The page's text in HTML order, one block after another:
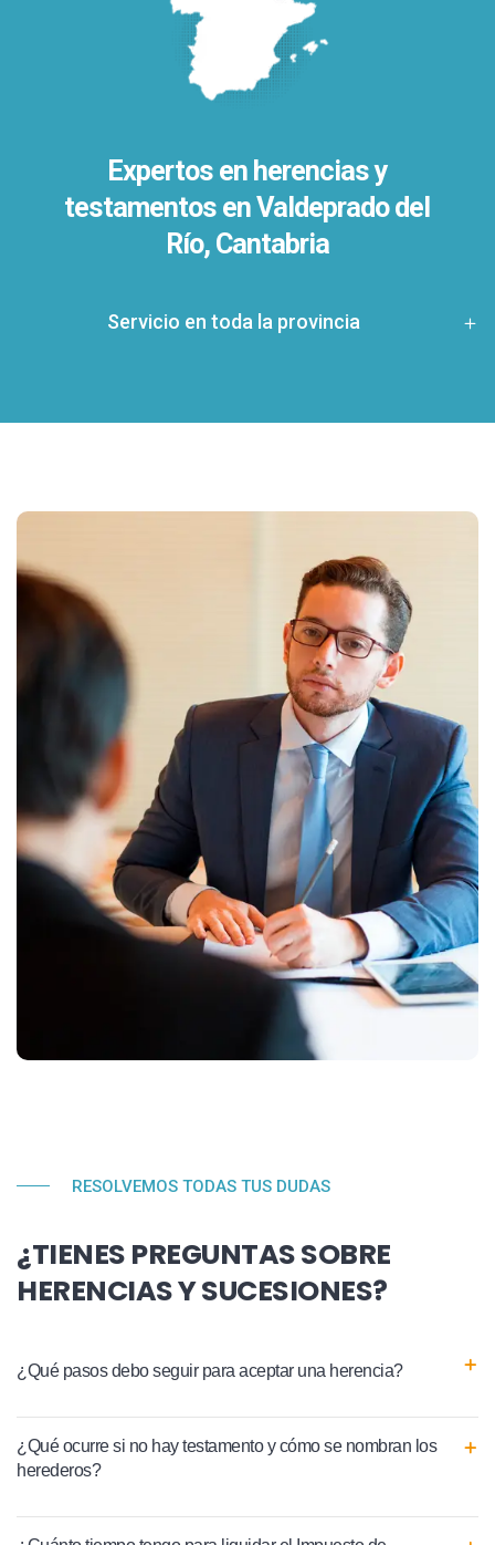
Expertos en herencias y
testamentos enValdeprado del
Río, Cantabria
Servicio en toda la provincia
RESOLVEMOS TODAS TUS DUDAS
¿TIENES PREGUNTAS SOBRE
HERENCIAS Y SUCESIONES?
¿Qué pasos debo seguir para aceptar una herencia?
¿Qué ocurre si no hay testamento y cómo se nombran los
herederos?